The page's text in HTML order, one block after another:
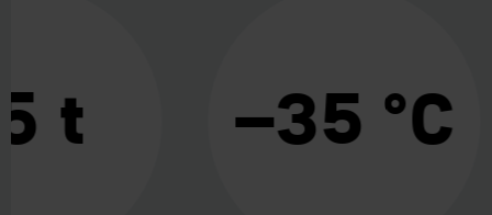
t –35 °C